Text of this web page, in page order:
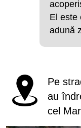
El este
adună
Pe
au
cel